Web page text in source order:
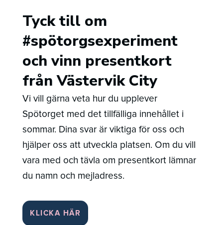
Tyck till om
#spötorgsexperiment
och vinn presentkort
från Västervik City
Vi vill gärna veta hur du upplever
Spötorget med det tillfälliga innehållet i
sommar. Dina svar är viktiga för oss och
hjälper oss att utveckla platsen. Om du vill
vara med och tävla om presentkort lämnar
du namn och mejladress.
KLICKA HÄR